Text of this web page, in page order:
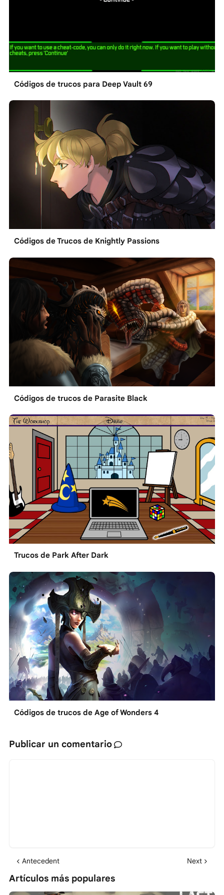
Códigos de trucos para Deep Vault 69
Códigos de Trucos de Knightly Passions
Códigos de trucos de Parasite Black
Trucos de Park After Dark
Códigos de trucos de Age of Wonders 4
Publicar un comentario
Antecedent Next
Artículos más populares